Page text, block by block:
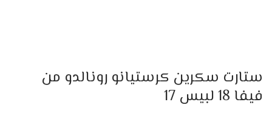
ستارت سكرين كرستيانو رونالدو من
فيفا 18 لبيس 17